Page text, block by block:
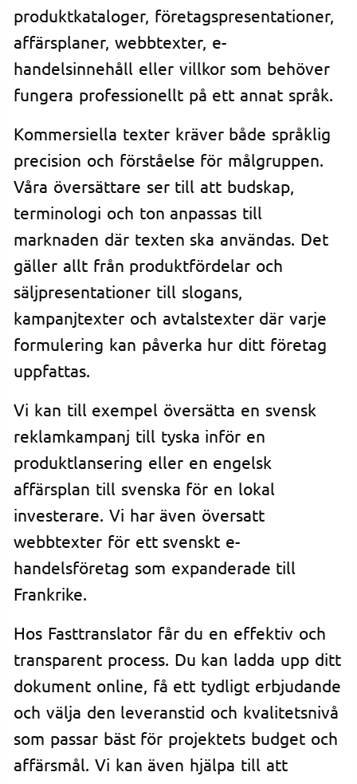
produktkataloger, företagspresentationer,
affärsplaner, webbtexter, e-
handelsinnehåll eller villkor som behöver
fungera professionellt på ett annat språk.
Kommersiella texter kräver både språklig
precision och förståelse för målgruppen.
Våra översättare ser till att budskap,
terminologi och ton anpassas till
marknaden där texten ska användas. Det
gäller allt från produktfördelar och
säljpresentationer till slogans,
kampanjtexter och avtalstexter där varje
formulering kan påverka hur ditt företag
uppfattas.
Vi kan till exempel översätta en svensk
reklamkampanj till tyska inför en
produktlansering eller en engelsk
affärsplan till svenska för en lokal
investerare. Vi har även översatt
webbtexter för ett svenskt e-
handelsföretag som expanderade till
Frankrike.
Hos Fasttranslator får du en effektiv och
transparent process. Du kan ladda upp ditt
dokument online, få ett tydligt erbjudande
och välja den leveranstid och kvalitetsnivå
som passar bäst för projektets budget och
affärsmål. Vi kan även hjälpa till att